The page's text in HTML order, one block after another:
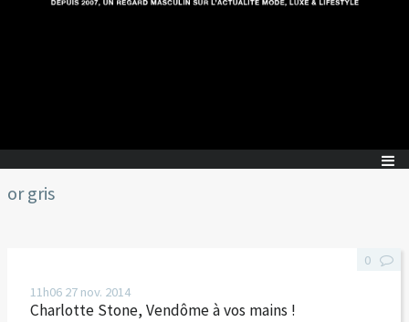
or gris
11h06 27 nov. 2014
Charlotte Stone, Vendôme à vos mains !
0